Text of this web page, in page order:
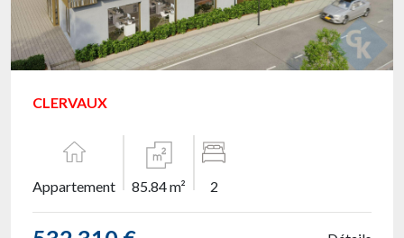
CLERVAUX
Appartement 85.84 m² 2